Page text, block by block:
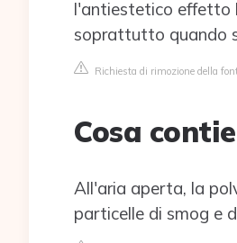
l'antiestetico effetto
soprattutto quando
Richiesta di rimozione della
Cosa
All'aria aperta, la
particelle di smog e